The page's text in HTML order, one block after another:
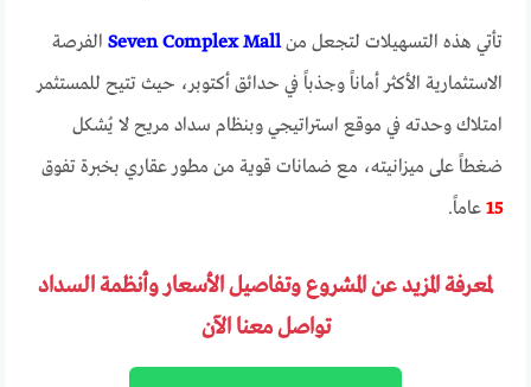
تأتي هذه التسهيلات لتجعل منSeven Complex Mall الفرصة
الاستثمارية الأكثر أماناً وجذباً في حدائق أكتوبر، حيث تتيح للمستثمر
امتلاك وحدته في موقع استراتيجي وبنظام سداد مريح لا يُشكل
ضغطاً على ميزانيته، مع ضمانات قوية من مطور عقاري بخبرة تفوق
15 عاماً.
لمعرفة المزيد عن المشروع وتفاصيل الأسعار وأنظمة السداد
تواصل معنا الآن